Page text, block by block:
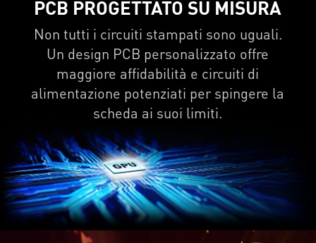
PCB PROGETTATO SU MISURA
Non tutti i circuiti stampati sono uguali.
Un design PCB personalizzato offre
maggiore affidabilità e circuiti di
alimentazione potenziati per spingere la
scheda ai suoi limiti.